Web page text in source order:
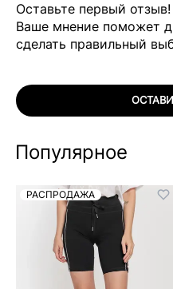
Оставьте первый отзыв!
Ваше мнение поможет
сделать правильный
Популярное
РАСПРОДАЖА